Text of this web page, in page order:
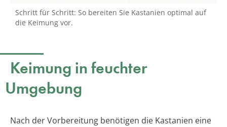
Schritt für Schritt: So bereiten Sie Kastanien optimal auf
die Keimung vor.
Keimung in feuchter
Umgebung
Nach der Vorbereitung benötigen die Kastanien eine